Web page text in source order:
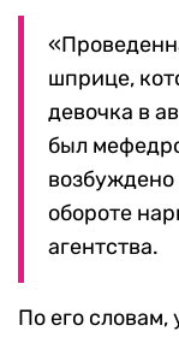
шприце,
девочка в
был
возбуждено
обороте
агентства.
По его словам,